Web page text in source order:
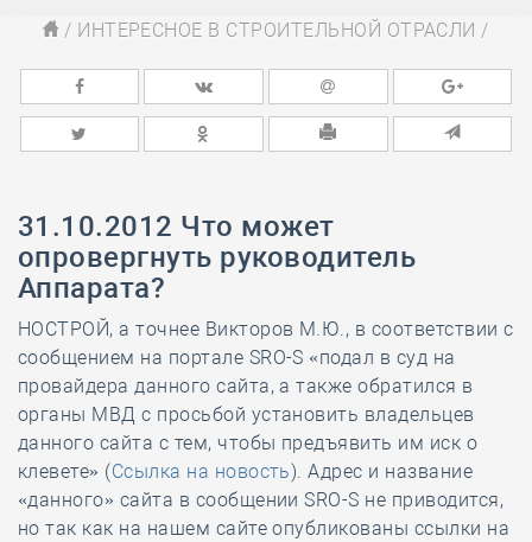
/ ИНТЕРЕСНОЕ В СТРОИТЕЛЬНОЙ ОТРАСЛИ /
31.10.2012 Что может
опровергнуть руководитель
Аппарата?
НОСТРОЙ, а точнее Викторов М.Ю., в соответствии с
сообщением на портале SRO-S «подал в суд на
провайдера данного сайта, а также обратился в
органы МВД с просьбой установить владельцев
данного сайта с тем, чтобы предъявить им иск о
клевете» (Ссылка на новость). Адрес и название
«данного» сайта в сообщении SRO-S не приводится,
но так как на нашем сайте опубликованы ссылки на